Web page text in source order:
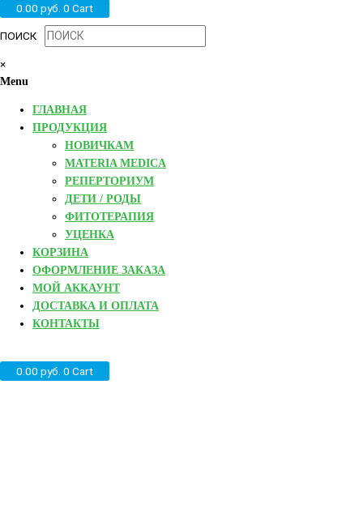
0.00 руб. 0 Cart
ПОИСК
×
Menu
ГЛАВНАЯ
ПРОДУКЦИЯ
НОВИЧКАМ
MATERIA MEDICA
РЕПЕРТОРИУМ
ДЕТИ / РОДЫ
ФИТОТЕРАПИЯ
УЦЕНКА
КОРЗИНА
ОФОРМЛЕНИЕ ЗАКАЗА
МОЙ АККАУНТ
ДОСТАВКА И ОПЛАТА
КОНТАКТЫ
0.00 руб. 0 Cart